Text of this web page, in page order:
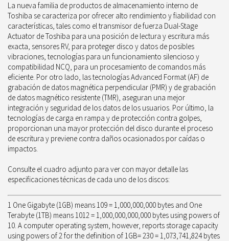
La nueva familia de productos de almacenamiento interno de
Toshiba se caracteriza por ofrecer alto rendimiento y fiabilidad con
características, tales como el transmisor de fuerza Dual-Stage
Actuator de Toshiba para una posición de lectura y escritura más
exacta, sensores RV, para proteger disco y datos de posibles
vibraciones, tecnologías para un funcionamiento silencioso y
compatibilidad NCQ, para un procesamiento de comandos más
eficiente. Por otro lado, las tecnologías Advanced Format (AF) de
grabación de datos magnética perpendicular (PMR) y de grabación
de datos magnético resistente (TMR), aseguran una mejor
integración y seguridad de los datos de los usuarios. Por último, la
tecnologías de carga en rampa y de protección contra golpes,
proporcionan una mayor protección del disco durante el proceso
de escritura y previene contra daños ocasionados por caídas o
impactos.
Consulte el cuadro adjunto para ver con mayor detalle las
especificaciones técnicas de cada uno de los discos:
1 One Gigabyte (1GB) means 109 = 1,000,000,000 bytes and One
Terabyte (1TB) means 1012 = 1,000,000,000,000 bytes using powers of
10. A computer operating system, however, reports storage capacity
using powers of 2 for the definition of 1GB= 230 = 1,073,741,824 bytes